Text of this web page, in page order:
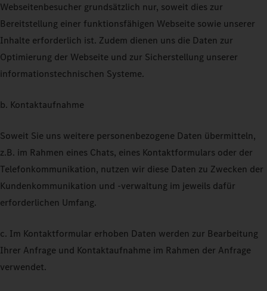
Webseitenbesucher grundsätzlich nur, soweit dies zur
Bereitstellung einer funktionsfähigen Webseite sowie unserer
Inhalte erforderlich ist. Zudem dienen uns die Daten zur
Optimierung der Webseite und zur Sicherstellung unserer
informationstechnischen Systeme.
b. Kontaktaufnahme
Soweit Sie uns weitere personenbezogene Daten übermitteln,
z.B. im Rahmen eines Chats, eines Kontaktformulars oder der
Telefonkommunikation, nutzen wir diese Daten zu Zwecken der
Kundenkommunikation und -verwaltung im jeweils dafür
erforderlichen Umfang.
c. Im Kontaktformular erhoben Daten werden zur Bearbeitung
Ihrer Anfrage und Kontaktaufnahme im Rahmen der Anfrage
verwendet.